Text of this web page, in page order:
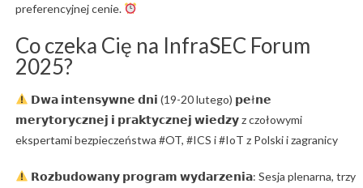
preferencyjnej cenie.
Co czeka Cię na InfraSEC Forum
2025?
𝗗𝘄𝗮 𝗶𝗻𝘁𝗲𝗻𝘀𝘆𝘄𝗻𝗲 𝗱𝗻𝗶 (19-20 lutego) 𝗽𝗲ł𝗻𝗲
𝗺𝗲𝗿𝘆𝘁𝗼𝗿𝘆𝗰𝘇𝗻𝗲𝗷 𝗶 𝗽𝗿𝗮𝗸𝘁𝘆𝗰𝘇𝗻𝗲𝗷 𝘄𝗶𝗲𝗱𝘇𝘆 z czołowymi
ekspertami bezpieczeństwa #OT, #ICS i #IoT z Polski i zagranicy
𝗥𝗼𝘇𝗯𝘂𝗱𝗼𝘄𝗮𝗻𝘆 𝗽𝗿𝗼𝗴𝗿𝗮𝗺 𝘄𝘆𝗱𝗮𝗿𝘇𝗲𝗻𝗶𝗮: Sesja plenarna, trzy